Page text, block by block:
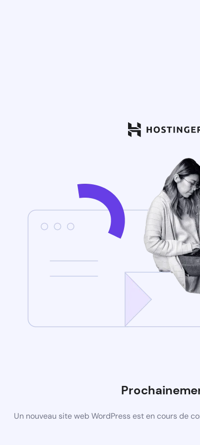
Un nouveau site web WordPress est en cours de